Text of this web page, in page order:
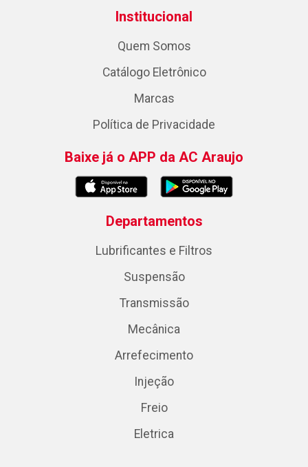
Institucional
Quem Somos
Catálogo Eletrônico
Marcas
Política de Privacidade
Baixe já o APP da AC Araujo
Departamentos
Lubrificantes e Filtros
Suspensão
Transmissão
Mecânica
Arrefecimento
Injeção
Freio
Eletrica